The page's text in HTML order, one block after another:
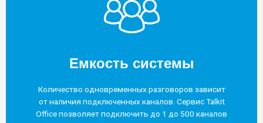
Емкость системы
Количество одновременных разговоров зависит
от наличия подключенных каналов. Сервис Talkit
Office позволяет подключить до 1 до 500 каналов